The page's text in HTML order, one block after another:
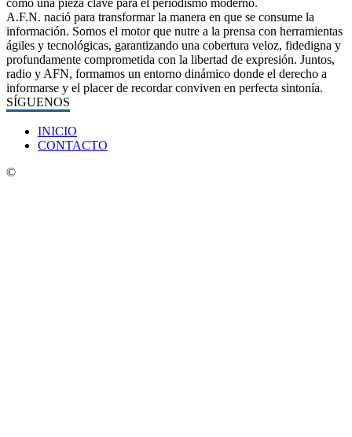
como una pieza clave para el periodismo moderno.
A.F.N. nació para transformar la manera en que se consume la
información. Somos el motor que nutre a la prensa con herramientas
ágiles y tecnológicas, garantizando una cobertura veloz, fidedigna y
profundamente comprometida con la libertad de expresión. Juntos,
radio y AFN, formamos un entorno dinámico donde el derecho a
informarse y el placer de recordar conviven en perfecta sintonía.
SÍGUENOS
INICIO
CONTACTO
©